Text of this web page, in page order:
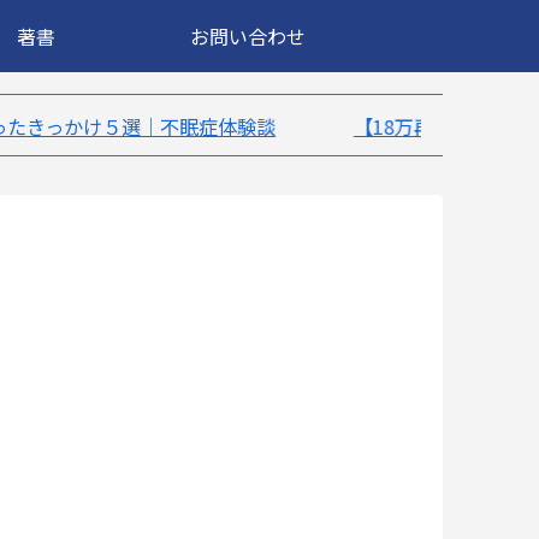
著書 お問い合わせ
験談 【18万再生】YouTube：うつ病が治ったきっ